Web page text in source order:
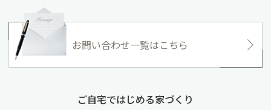
お問い合わせ一覧はこちら
ご自宅ではじめる家づくり